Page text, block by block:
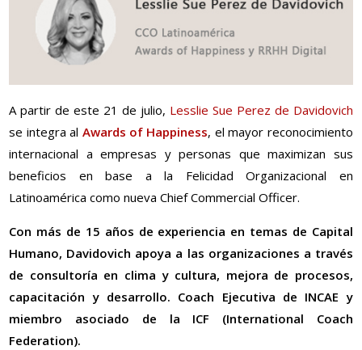
A partir de este 21 de julio, Lesslie Sue Perez de Davidovich
se integra al Awards of Happiness, el mayor reconocimiento
internacional a empresas y personas que maximizan sus
beneficios en base a la Felicidad Organizacional en
Latinoamérica como nueva Chief Commercial Officer.
Con más de 15 años de experiencia en temas de Capital
Humano, Davidovich apoya a las organizaciones a través
de consultoría en clima y cultura, mejora de procesos,
capacitación y desarrollo. Coach Ejecutiva de INCAE y
miembro asociado de la ICF (International Coach
Federation).